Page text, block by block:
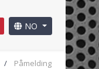
NO
Påmelding